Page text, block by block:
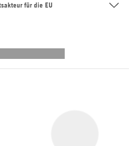
für die EU